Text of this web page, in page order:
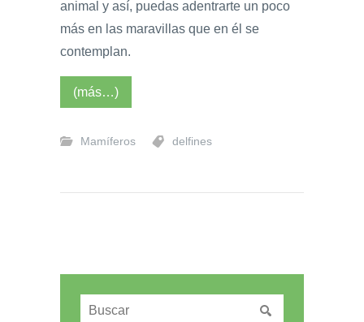
animal y así, puedas adentrarte un poco
más en las maravillas que en él se
contemplan.
(más…)
Mamíferos delfines